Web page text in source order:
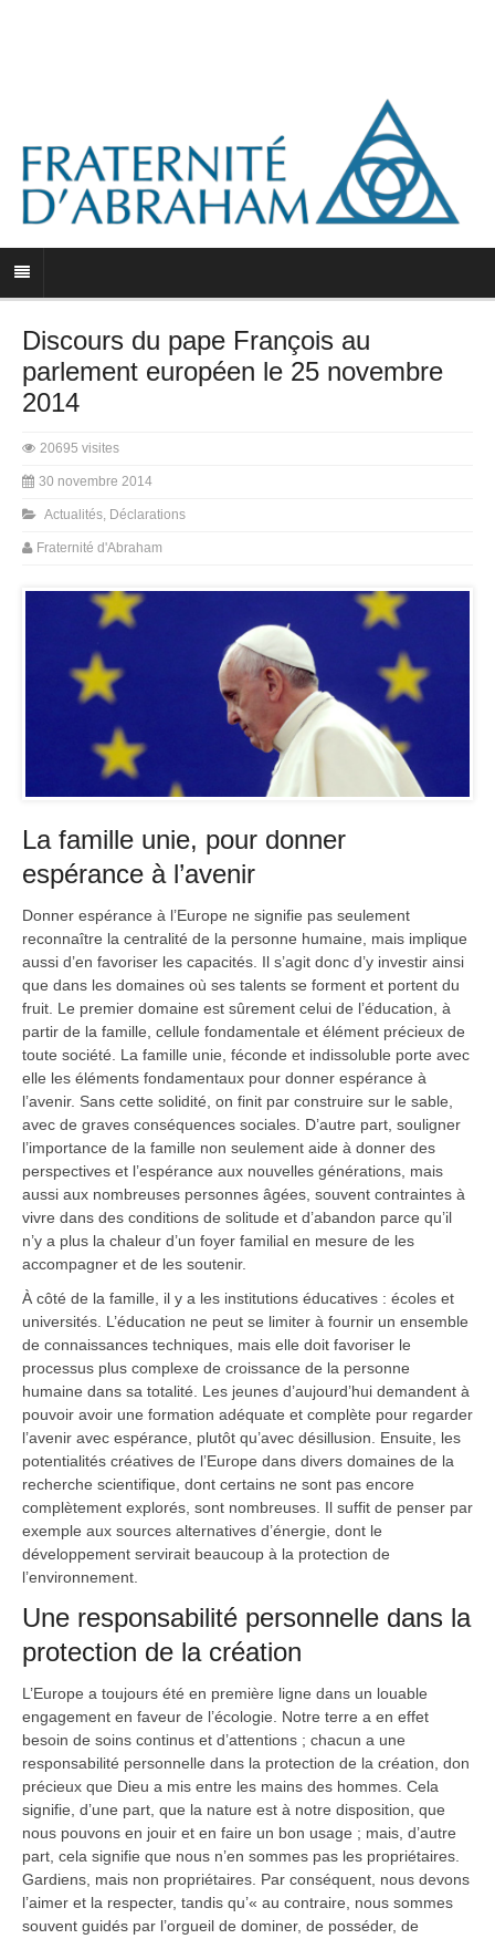
Discours du pape François au
parlement européen le 25 novembre
2014
20695 visites
30 novembre 2014
Actualités, Déclarations
Fraternité d'Abraham
La famille unie, pour donner
espérance à l’avenir
Donner espérance à l’Europe ne signifie pas seulement
reconnaître la centralité de la personne humaine, mais implique
aussi d’en favoriser les capacités. Il s’agit donc d’y investir ainsi
que dans les domaines où ses talents se forment et portent du
fruit. Le premier domaine est sûrement celui de l’éducation, à
partir de la famille, cellule fondamentale et élément précieux de
toute société. La famille unie, féconde et indissoluble porte avec
elle les éléments fondamentaux pour donner espérance à
l’avenir. Sans cette solidité, on finit par construire sur le sable,
avec de graves conséquences sociales. D’autre part, souligner
l’importance de la famille non seulement aide à donner des
perspectives et l’espérance aux nouvelles générations, mais
aussi aux nombreuses personnes âgées, souvent contraintes à
vivre dans des conditions de solitude et d’abandon parce qu’il
n’y a plus la chaleur d’un foyer familial en mesure de les
accompagner et de les soutenir.
À côté de la famille, il y a les institutions éducatives : écoles et
universités. L’éducation ne peut se limiter à fournir un ensemble
de connaissances techniques, mais elle doit favoriser le
processus plus complexe de croissance de la personne
humaine dans sa totalité. Les jeunes d’aujourd’hui demandent à
pouvoir avoir une formation adéquate et complète pour regarder
l’avenir avec espérance, plutôt qu’avec désillusion. Ensuite, les
potentialités créatives de l’Europe dans divers domaines de la
recherche scientifique, dont certains ne sont pas encore
complètement explorés, sont nombreuses. Il suffit de penser par
exemple aux sources alternatives d’énergie, dont le
développement servirait beaucoup à la protection de
l’environnement.
Une responsabilité personnelle dans la
protection de la création
L’Europe a toujours été en première ligne dans un louable
engagement en faveur de l’écologie. Notre terre a en effet
besoin de soins continus et d’attentions ; chacun a une
responsabilité personnelle dans la protection de la création, don
précieux que Dieu a mis entre les mains des hommes. Cela
signifie, d’une part, que la nature est à notre disposition, que
nous pouvons en jouir et en faire un bon usage ; mais, d’autre
part, cela signifie que nous n’en sommes pas les propriétaires.
Gardiens, mais non propriétaires. Par conséquent, nous devons
l’aimer et la respecter, tandis qu’« au contraire, nous sommes
souvent guidés par l’orgueil de dominer, de posséder, de